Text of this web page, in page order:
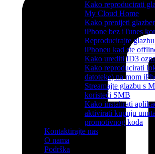
Kako reproducirati
My Cloud Home
Kako prenijeti
iPhone bez iTunes
Reproducirajte
iPhoneu kad ste
Kako urediti ID3
Kako reproducirati
datoteke) na mom
Streamajte glazbu s
koristeći SMB
Kako instalirati
aktivirati kupnju
promotivnog koda
Kontaktirajte nas
O nama
Podrška